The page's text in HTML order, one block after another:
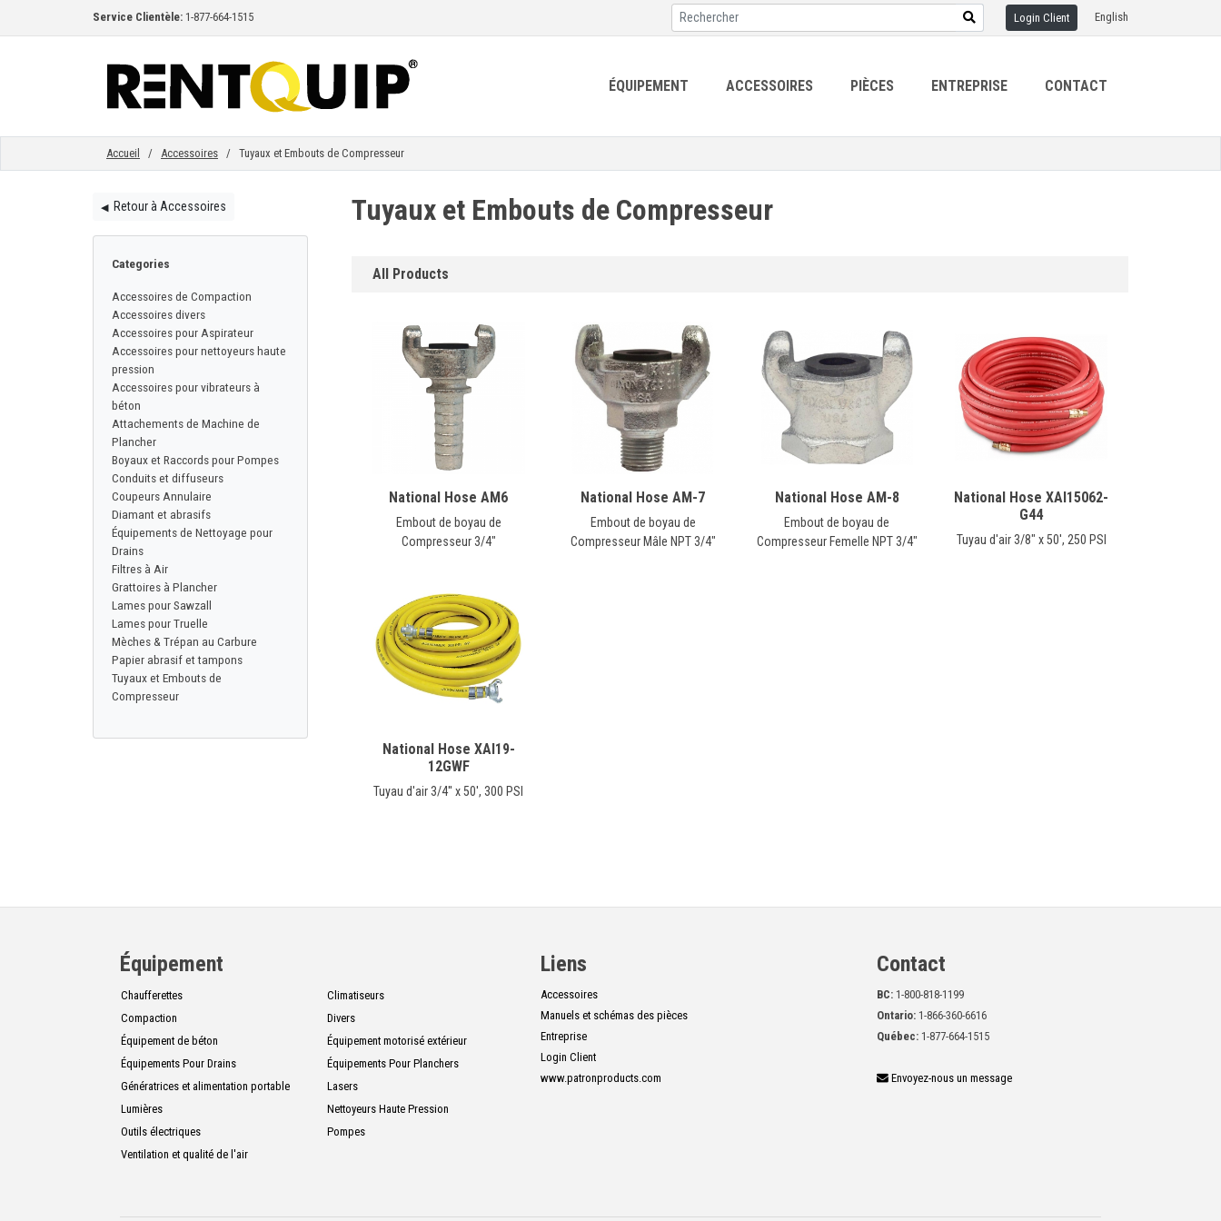
Service Clientèle: 1-877-664-1515 Login Client English
ACCUEIL
ÉQUIPEMENT
ACCESSOIRES
ENTREPRISE
CONTACT
ÉQUIPEMENT ACCESSOIRES PIÈCES ENTREPRISE CONTACT
Accueil / Accessoires / Tuyaux et Embouts de Compresseur
◀︎Retour à Accessoires
Categories
Accessoires de Compaction
Accessoires divers
Accessoires pour Aspirateur
Accessoires pour nettoyeurs haute
pression
Accessoires pour vibrateurs à
béton
Attachements de Machine de
Plancher
Boyaux et Raccords pour Pompes
Conduits et diffuseurs
Coupeurs Annulaire
Diamant et abrasifs
Équipements de Nettoyage pour
Drains
Filtres à Air
Grattoires à Plancher
Lames pour Sawzall
Lames pour Truelle
Mèches & Trépan au Carbure
Papier abrasif et tampons
Tuyaux et Embouts de
Compresseur
Tuyaux et Embouts de Compresseur
All Products
National Hose AM6
Embout de boyau de
Compresseur 3/4"
National Hose AM-7
Embout de boyau de
Compresseur Mâle NPT 3/4"
National Hose AM-8
Embout de boyau de
Compresseur Femelle NPT 3/4"
National Hose XAI15062-
G44
Tuyau d'air 3/8" x 50', 250 PSI
National Hose XAI19-
12GWF
Tuyau d'air 3/4'' x 50', 300 PSI
Équipement
Chaufferettes
Climatiseurs
Compaction
Divers
Équipement de béton
Équipement motorisé extérieur
Équipements Pour Drains
Équipements Pour Planchers
Génératrices et alimentation portable
Lasers
Lumières
Nettoyeurs Haute Pression
Outils électriques
Pompes
Ventilation et qualité de l'air
Liens
Accessoires
Manuels et schémas des pièces
Entreprise
Login Client
www.patronproducts.com
Contact
BC:1-800-818-1199
Ontario:1-866-360-6616
Québec:1-877-664-1515
Envoyez-nous un message